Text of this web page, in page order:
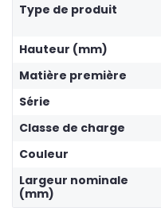
Type de produit
Hauteur (mm)
Matière première
Série
Classe de charge
Couleur
Largeur nominale
(mm)